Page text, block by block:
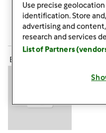
Zalogujlub
ElaK (niezweryfikowany)
Use precise
identification. Store
advertising and
research and services
List of Partners